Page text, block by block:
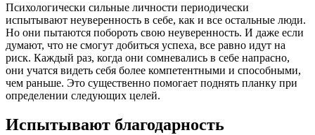
Психологически сильные личности периодически
испытывают неуверенность в себе, как и все остальные люди.
Но они пытаются побороть свою неуверенность. И даже если
думают, что не смогут добиться успеха, все равно идут на
риск. Каждый раз, когда они сомневались в себе напрасно,
они учатся видеть себя более компетентными и способными,
чем раньше. Это существенно помогает поднять планку при
определении следующих целей.
Испытывают благодарность